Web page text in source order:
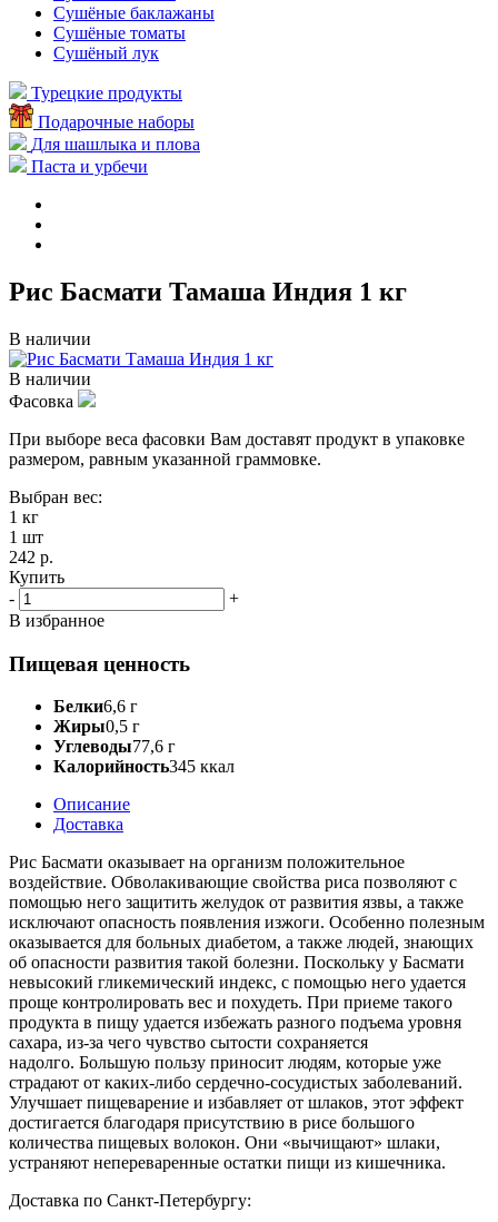
Сушёные баклажаны
Сушёные томаты
Сушёный лук
Турецкие продукты
Подарочные наборы
Для шашлыка и плова
Паста и урбечи
Рис Басмати Тамаша Индия 1 кг
В наличии
В наличии
Фасовка
При выборе веса фасовки Вам доставят продукт в упаковке
размером, равным указанной граммовке.
Выбран вес:
1 кг
1 шт
242 р.
Купить
-
+
В избранное
Пищевая ценность
Белки6,6 г
Жиры0,5 г
Углеводы77,6 г
Калорийность345 ккал
Описание
Доставка
Рис Басмати оказывает на организм положительное
воздействие. Обволакивающие свойства риса позволяют с
помощью него защитить желудок от развития язвы, а также
исключают опасность появления изжоги. Особенно полезным
оказывается для больных диабетом, а также людей, знающих
об опасности развития такой болезни. Поскольку у Басмати
невысокий гликемический индекс, с помощью него удается
проще контролировать вес и похудеть. При приеме такого
продукта в пищу удается избежать разного подъема уровня
сахара, из-за чего чувство сытости сохраняется
надолго. Большую пользу приносит людям, которые уже
страдают от каких-либо сердечно-сосудистых заболеваний.
Улучшает пищеварение и избавляет от шлаков, этот эффект
достигается благодаря присутствию в рисе большого
количества пищевых волокон. Они «вычищают» шлаки,
устраняют непереваренные остатки пищи из кишечника.
Доставка по Санкт-Петербургу: